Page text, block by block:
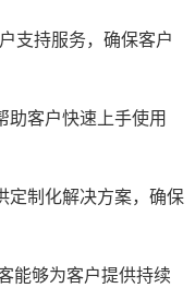
支持服务，确保客户
助客户快速上手使用
定制化解决方案，确保
能够为客户提供持续